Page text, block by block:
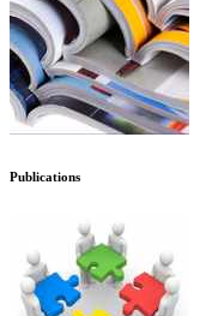
Publications